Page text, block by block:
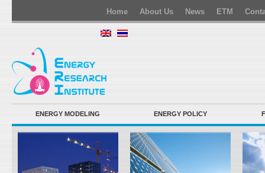
Home About Us News ETM
ENERGY MODELING ENERGY POLICY